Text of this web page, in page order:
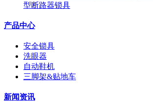
型断路器锁具
产品中心
安全锁具
洗眼器
自动鞋机
三脚架&贴地车
新闻资讯